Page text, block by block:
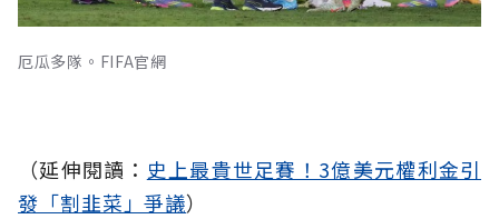
厄瓜多隊。FIFA官網
（延伸閱讀： 史上最貴世足賽！3億美元權利金引
發「割韭菜」爭議）